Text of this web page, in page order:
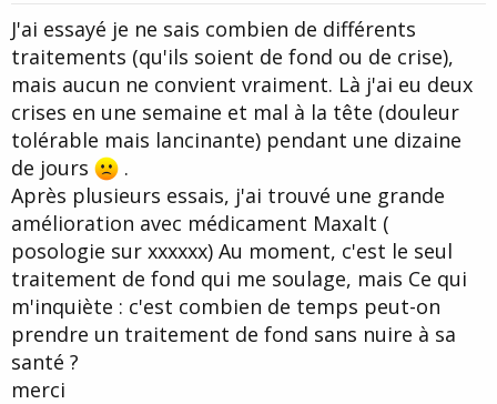
e
J'ai essayé je ne sais combien de différents
traitements (qu'ils soient de fond ou de crise),
mais aucun ne convient vraiment. Là j'ai eu deux
crises en une semaine et mal à la tête (douleur
tolérable mais lancinante) pendant une dizaine
de jours
.
Après plusieurs essais, j'ai trouvé une grande
amélioration avec médicament Maxalt (
posologie sur xxxxxx) Au moment, c'est le seul
traitement de fond qui me soulage, mais Ce qui
m'inquiète : c'est combien de temps peut-on
prendre un traitement de fond sans nuire à sa
santé ?
merci